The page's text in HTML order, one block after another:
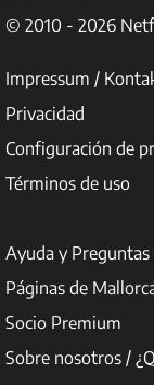
© 2010 - 2026
Impressum /
Privacidad
Configuración de
Términos de uso
Ayuda y Preguntas
Páginas de
Socio Premium
Sobre nosotros /